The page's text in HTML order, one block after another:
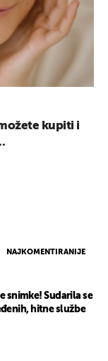
NAJKOMENTIRANIJE
snimke! Sudarila se
hitne službe
kupiti i